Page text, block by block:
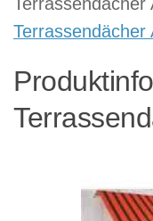
Terrassendächer